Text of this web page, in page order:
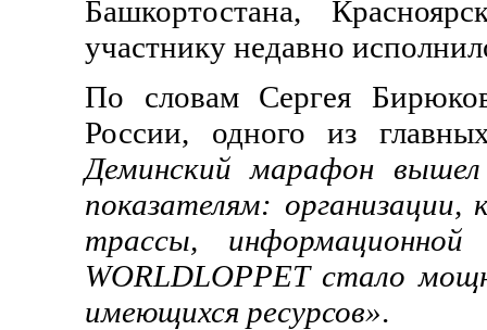
Башкортостана,
участнику недавно
По словам Сергея
России, одного из
Деминский марафон
показателям: организации,
трассы,
WORLDLOPPET стало
имеющихся ресурсов».